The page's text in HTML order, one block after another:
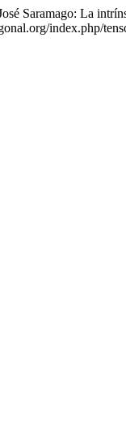
Saramago: La
index.php/